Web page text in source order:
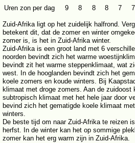
Uren zon per dag 9 8 8 8 7 7
Zuid-Afrika ligt op het zuidelijk halfrond.
betekent dit, dat de zomer en winter
zomer is, is het in Zuid-Afrika winter.
Zuid-Afrika is een groot land met 6
noorden bevindt zich het warme
bevindt zit het warme steppenklimaat, wat
west. In de hooglanden bevindt zich het
koele zomers en koude winters. Bij
klimaat met droge zomers. Aan de
subtropisch klimaat met het hele jaar door
bevind zich het gematigde koele klimaat
winters.
De beste tijd om naar Zuid-Afrika te reizen
herfst. In de winter kan het op sommige
zomer kan het erg warm zijn in Zuid-Afrika.